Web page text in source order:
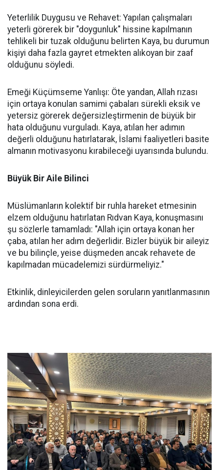
Yeterlilik Duygusu ve Rehavet: Yapılan çalışmaları
yeterli görerek bir "doygunluk" hissine kapılmanın
tehlikeli bir tuzak olduğunu belirten Kaya, bu durumun
kişiyi daha fazla gayret etmekten alıkoyan bir zaaf
olduğunu söyledi.
Emeği Küçümseme Yanlışı: Öte yandan, Allah rızası
için ortaya konulan samimi çabaları sürekli eksik ve
yetersiz görerek değersizleştirmenin de büyük bir
hata olduğunu vurguladı. Kaya, atılan her adımın
değerli olduğunu hatırlatarak, İslami faaliyetleri basite
almanın motivasyonu kırabileceği uyarısında bulundu.
Büyük Bir Aile Bilinci
Müslümanların kolektif bir ruhla hareket etmesinin
elzem olduğunu hatırlatan Rıdvan Kaya, konuşmasını
şu sözlerle tamamladı: "Allah için ortaya konan her
çaba, atılan her adım değerlidir. Bizler büyük bir aileyiz
ve bu bilinçle, yeise düşmeden ancak rehavete de
kapılmadan mücadelemizi sürdürmeliyiz."
Etkinlik, dinleyicilerden gelen soruların yanıtlanmasının
ardından sona erdi.